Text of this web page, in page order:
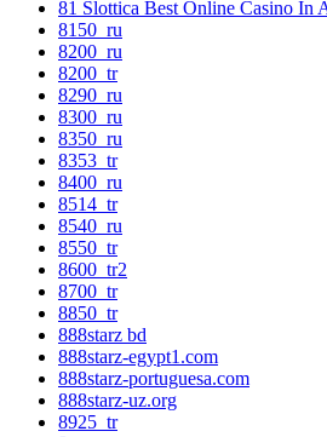
81 Slottica Best Online Casino In
8150_ru
8200_ru
8200_tr
8290_ru
8300_ru
8350_ru
8353_tr
8400_ru
8514_tr
8540_ru
8550_tr
8600_tr2
8700_tr
8850_tr
888starz bd
888starz-egypt1.com
888starz-portuguesa.com
888starz-uz.org
8925_tr